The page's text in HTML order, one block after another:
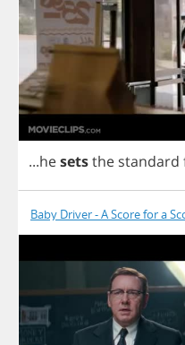
...hesetsthe standard
Baby Driver - A Score for a